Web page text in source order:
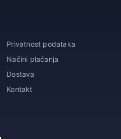
Privatnost podataka
Načini plaćanja
Dostava
Kontakt